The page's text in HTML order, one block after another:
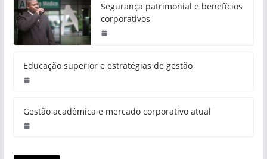
Segurança patrimonial e benefícios
corporativos
Educação superior e estratégias de gestão
Gestão acadêmica e mercado corporativo atual